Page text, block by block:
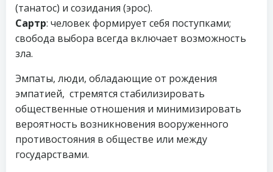
(танатос) и созидания (эрос).
Сартр: человек формирует себя поступками;
свобода выбора всегда включает возможность
зла.
Эмпаты, люди, обладающие от рождения
эмпатией, стремятся стабилизировать
общественные отношения и минимизировать
вероятность возникновения вооруженного
противостояния в обществе или между
государствами.